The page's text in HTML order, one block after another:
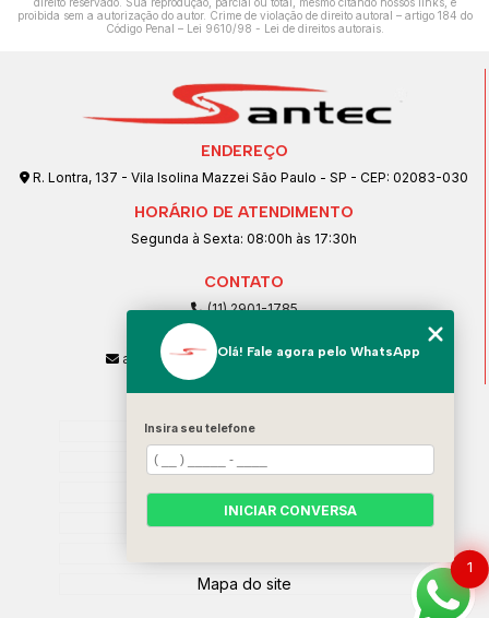
proibida sem a autorização do autor. Crime de violação de direito autoral – artigo 184 do
Código Penal – Lei 9610/98 - Lei de direitos autorais.
ENDEREÇO
R. Lontra, 137 - Vila Isolina Mazzei São Paulo - SP - CEP: 02083-030
HORÁRIO DE ATENDIMENTO
Segunda à Sexta: 08:00h às 17:30h
CONTATO
(11) 2901-1785
(11) 99239-1832
atendimento@santeccopiadoras.com.br
Home
Empresa
SERVIÇOS
Contato
Mapa do site
1
Olá! Fale agora pelo WhatsApp
Insira seu telefone
INICIAR CONVERSA